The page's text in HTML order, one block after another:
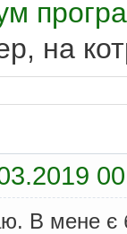
на
В мене є